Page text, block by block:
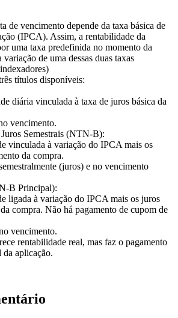
de vencimento depende da taxa básica de
(IPCA). Assim, a rentabilidade da
uma taxa predefinida no momento da
de uma dessas duas taxas
títulos disponíveis:
diária vinculada à taxa de juros básica da
vencimento.
Semestrais (NTN-B):
vinculada à variação do IPCA mais os
da compra.
(juros) e no vencimento
B Principal):
ligada à variação do IPCA mais os juros
compra. Não há pagamento de cupom de
vencimento.
rentabilidade real, mas faz o pagamento
aplicação.